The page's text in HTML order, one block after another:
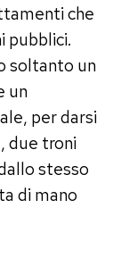
che
pubblici.
soltanto un
un
per darsi
due troni
stesso
di mano